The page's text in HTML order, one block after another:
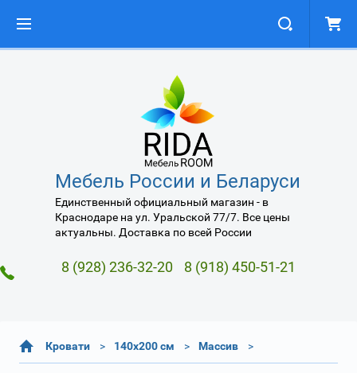
Мебель России и Беларуси
Единственный официальный магазин - в
Краснодаре на ул. Уральской 77/7. Все цены
актуальны. Доставка по всей России
8 (928) 236-32-20 8 (918) 450-51-21
Кровати 140х200 см Массив